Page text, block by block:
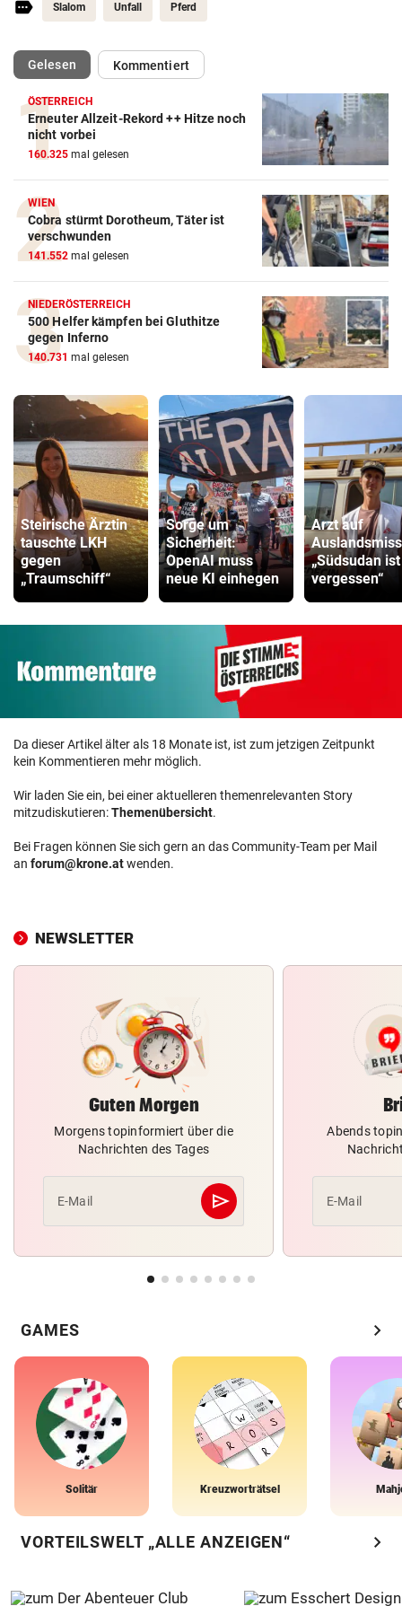
Slalom Unfall Pferd
Gelesen(ausgewählt)Kommentiert
ÖSTERREICH
Erneuter Allzeit-Rekord ++ Hitze noch
nicht vorbei
160.325 mal gelesen
WIEN
Cobra stürmt Dorotheum, Täter ist
verschwunden
141.552 mal gelesen
NIEDERÖSTERREICH
500 Helfer kämpfen bei Gluthitze
gegen Inferno
140.731 mal gelesen
Steirische Ärztin
tauschte LKH
gegen
„Traumschiff“
Sorge um
Sicherheit:
OpenAI muss
neue KI einhegen
Arzt auf
„Südsudan ist
vergessen“
Da dieser Artikel älter als 18 Monate ist, ist zum jetzigen Zeitpunkt
kein Kommentieren mehr möglich.
Wir laden Sie ein, bei einer aktuelleren themenrelevanten Story
mitzudiskutieren:Themenübersicht.
Bei Fragen können Sie sich gern an das Community-Team per Mail
an forum@krone.atwenden.
NEWSLETTER
Guten Morgen
Morgens topinformiert über die
Nachrichten des Tages
E-Mail send
Abschicken
Abends
E-Mail
GAMES chevron_right
Solitär Kreuzworträtsel
VORTEILSWELT „ALLE ANZEIGEN“ chevron_right